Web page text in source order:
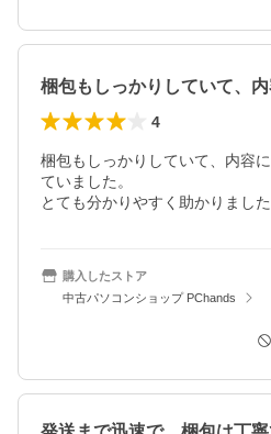
4
梱包もしっかりしていて、内容
ていました。
とても分かりやすく助かりました
購入したストア
中古パソコンショップ PChands